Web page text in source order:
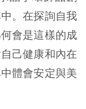
。在探詢自我
會是這樣的成
己健康和內在
體會安定與美